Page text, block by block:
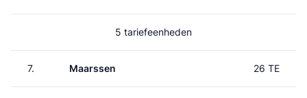
5 tariefeenheden
7. Maarssen 26 TE